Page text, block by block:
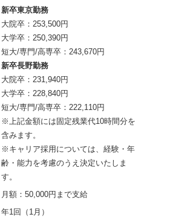
新卒東京勤務
大院卒：253,500円
大学卒：250,390円
短大/専門/高専卒：243,670円
新卒長野勤務
大院卒：231,940円
大学卒：228,840円
短大/専門/高専卒：222,110円
※上記金額には固定残業代10時間分を
含みます。
※キャリア採用については、経験・年
齢・能力を考慮のうえ決定いたしま
す。
月額：50,000円まで支給
年1回（1月）